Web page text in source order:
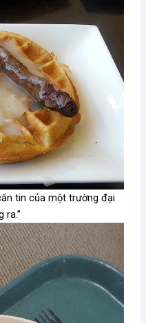
tin của một trường đại
ra.”